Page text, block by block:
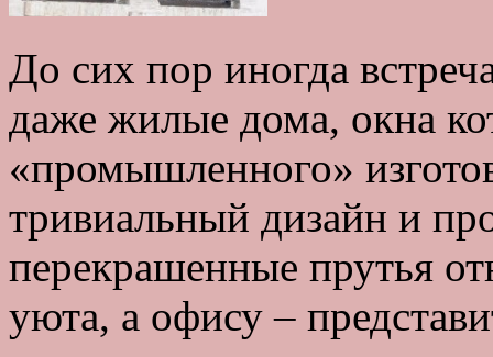
До сих пор иногда
даже жилые дома, окна
«промышленного»
тривиальный дизайн и
перекрашенные прутья
уюта, а офису –